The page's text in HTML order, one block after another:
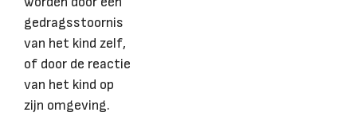
gedragsstoornis
van het kind zelf,
of door de reactie
van het kind op
zijn omgeving.